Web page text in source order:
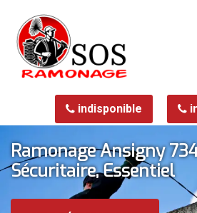
indisponible
Ramonage Ansigny
Sécuritaire, Essentiel